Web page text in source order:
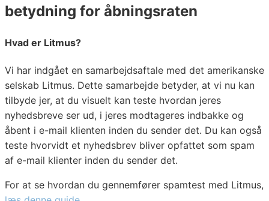
betydning for åbningsraten
Hvad er Litmus?
Vi har indgået en samarbejdsaftale med det amerikanske
selskab Litmus. Dette samarbejde betyder, at vi nu kan
tilbyde jer, at du visuelt kan teste hvordan jeres
nyhedsbreve ser ud, i jeres modtageres indbakke og
åbent i e-mail klienten inden du sender det. Du kan også
teste hvorvidt et nyhedsbrev bliver opfattet som spam
af e-mail klienter inden du sender det.
For at se hvordan du gennemfører spamtest med Litmus,